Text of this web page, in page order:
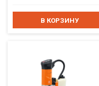
В КОРЗИНУ